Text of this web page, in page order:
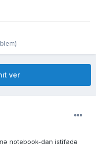
ver
notebook-dan istifadə